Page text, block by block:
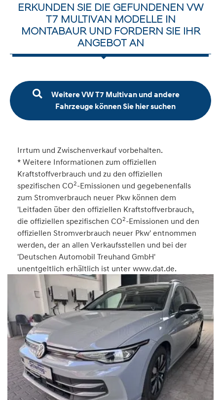
ERKUNDEN SIE DIE GEFUNDENEN VW
T7 MULTIVAN MODELLE IN
MONTABAUR UND FORDERN SIE IHR
ANGEBOT AN
Weitere VW T7 Multivan und andere
Fahrzeuge können Sie hier suchen
Irrtum und Zwischenverkauf vorbehalten.
* Weitere Informationen zum offiziellen
Kraftstoffverbrauch und zu den offiziellen
spezifischen CO2-Emissionen und gegebenenfalls
zum Stromverbrauch neuer Pkw können dem
'Leitfaden über den offiziellen Kraftstoffverbrauch,
die offiziellen spezifischen CO2-Emissionen und den
offiziellen Stromverbrauch neuer Pkw' entnommen
werden, der an allen Verkaufsstellen und bei der
'Deutschen Automobil Treuhand GmbH'
unentgeltlich erhältlich ist unter www.dat.de.